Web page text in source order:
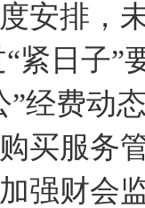
安排，
日子”
”经费动
买服务
强财会